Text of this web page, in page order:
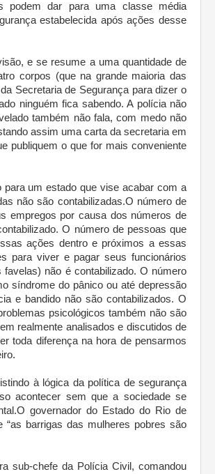
podem dar para uma classe média
estabelecida após ações desse
e se resume a uma quantidade de
corpos (que na grande maioria das
Secretaria de Segurança para dizer o
ninguém fica sabendo. A polícia não
também não fala, com medo não
assim uma carta da secretaria em
publiquem o que for mais conveniente
um estado que vise acabar com a
não são contabilizadas.O número de
empregos por causa dos números de
O número de pessoas que
ações dentro e próximos a essas
para viver e pagar seus funcionários
não é contabilizado. O número
síndrome do pânico ou até depressão
e bandido não são contabilizados. O
psicológicos também não são
realmente analisados e discutidos de
toda diferença na hora de pensarmos
à lógica da política de segurança
acontecer sem que a sociedade se
governador do Estado do Rio de
barrigas das mulheres pobres são
sub-chefe da Polícia Civil, comandou